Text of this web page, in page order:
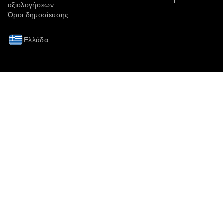
αξιολογήσεων
Όροι δημοσίευσης
Ελλάδα